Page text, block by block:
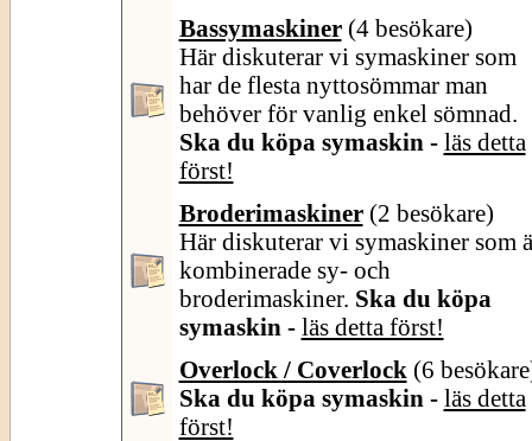
Bassymaskiner (4 besökare)
Här diskuterar vi symaskiner som
har de flesta nyttosömmar man
behöver för vanlig enkel sömnad.
Ska du köpa symaskin - läs detta
först!
Broderimaskiner (2 besökare)
Här diskuterar vi symaskiner som
kombinerade sy- och
broderimaskiner. Ska du köpa
symaskin - läs detta först!
Overlock / Coverlock (6
Ska du köpa symaskin - läs detta
först!